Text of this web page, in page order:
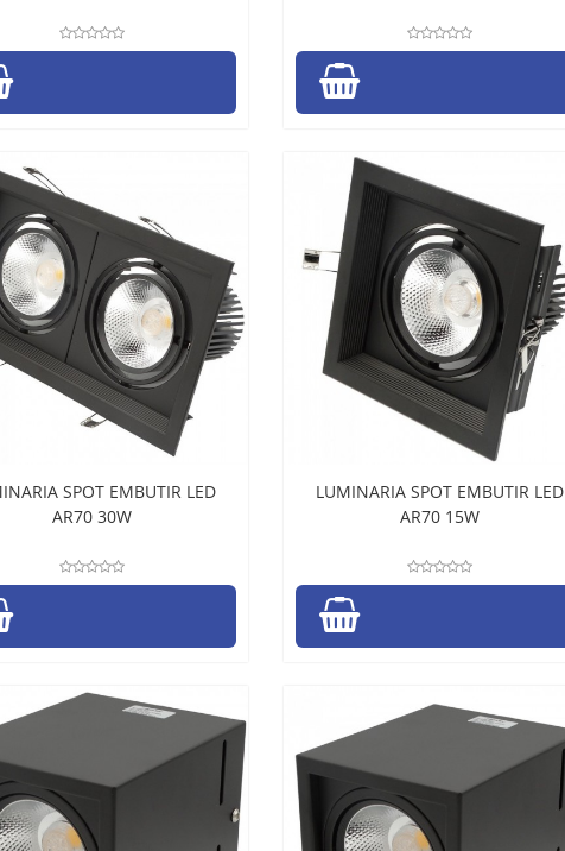
SPOT EMBUTIR LED
AR70 30W
LUMINARIA SPOT EMBUTIR LED
AR70 15W